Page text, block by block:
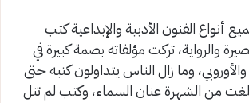
الفنون الأدبية والإبداعية كتب
والرواية، تركت مؤلفاته بصمة كبيرة في
والأوروبي، وما زال الناس يتداولون كتبه حتى
من الشهرة عنان السماء، وكتب لم تنل